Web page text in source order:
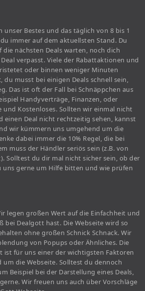
unser Bestes und das täglich von 8 bis 1
immer auf dem aktuellsten Stand. Du
die nächsten Deals warten, noch dich
verpasst. Viele der Rabattaktionen und
oder binnen weniger Minuten
du musst bei einigen Deals schnell sein,
Das ist oft der Fall bei Schnäppchen aus
Handyverträge, Finanzen, oder
und Kostenloses. Sollten wir einmal nicht
einen Deal nicht rechtzeitig sehen, kannst
wir kümmern uns umgehend um die
dabei immer die 10% Regel, die bei
muss der Händler seriös sein (z.B. von
Solltest du dir mal nicht sicher sein, ob der
uns gerne um Hilfe bitten und wie prüfen
legen großen Wert auf die Einfachheit und
bei Dealgott hast. Die Webseite wird so
ohne großen Schnick Schnack. Wir
von Popups oder Ähnliches. Die
ist für uns einer der wichtigsten Faktoren
um die Webseite. Solltest du dennoch
Beispiel bei der Darstellung eines Deals,
Wir freuen uns auch über Vorschläge